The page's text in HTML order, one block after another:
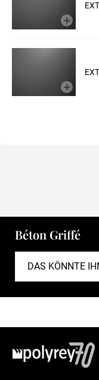
Béton Griffé